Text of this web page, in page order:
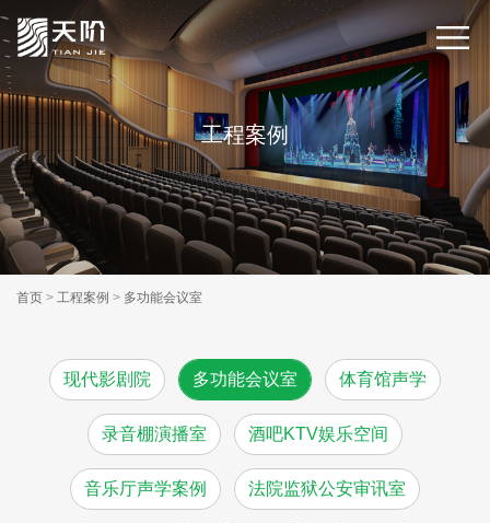
工程案例
首页 > 工程案例 > 多功能会议室
现代影剧院 多功能会议室 体育馆声学
录音棚演播室 酒吧KTV娱乐空间
音乐厅声学案例 法院监狱公安审讯室